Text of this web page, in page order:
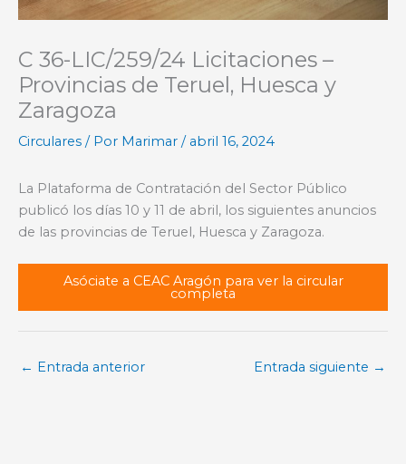
C 36-LIC/259/24 Licitaciones –
Provincias de Teruel, Huesca y
Zaragoza
Circulares / Por Marimar / abril 16, 2024
La Plataforma de Contratación del Sector Público
publicó los días 10 y 11 de abril, los siguientes anuncios
de las provincias de Teruel, Huesca y Zaragoza.
Asóciate a CEAC Aragón para ver la circular
completa
← Entrada anterior Entrada siguiente →